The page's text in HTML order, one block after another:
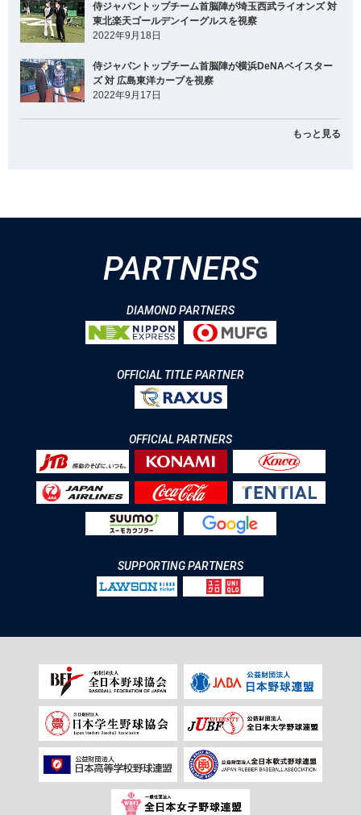
侍ジャパントップチーム首脳陣が埼玉西武ライオンズ 対
東北楽天ゴールデンイーグルスを視察
2022年9月18日
侍ジャパントップチーム首脳陣が横浜DeNAベイスター
ズ 対 広島東洋カープを視察
2022年9月17日
もっと見る
PARTNERS
DIAMOND PARTNERS
OFFICIAL TITLE PARTNER
OFFICIAL PARTNERS
SUPPORTING PARTNERS